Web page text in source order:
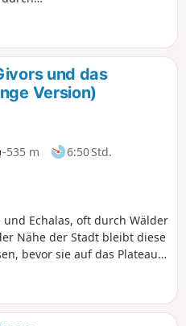
und
am
Tal
und das
Version)
-535 m
6:50 Std.
Echalas, oft durch Wälder
Nähe der Stadt bleibt diese
bevor sie auf das Plateau